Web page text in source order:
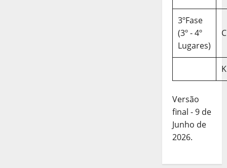
3ºFase
(3º - 4º
Lugares)
Versão
final - 9 de
Junho de
2026.